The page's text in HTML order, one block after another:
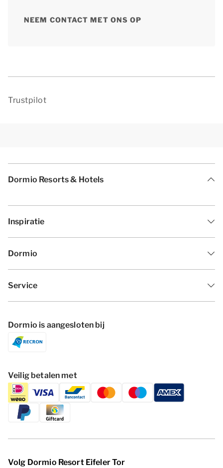
NEEM CONTACT MET ONS OP
Trustpilot
Dormio Resorts & Hotels
Inspiratie
Dormio
Service
Dormio is aangesloten bij
Veilig betalen met
Volg Dormio Resort Eifeler Tor